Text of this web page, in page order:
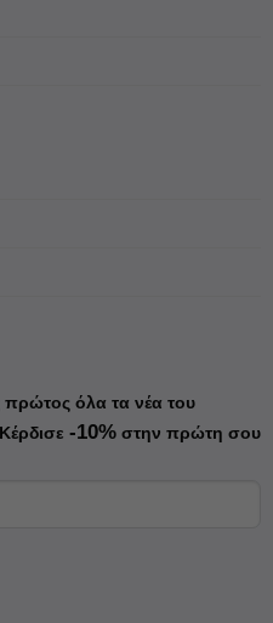
πρώτος όλα τα νέα του
Κέρδισε -10%στην πρώτη σου